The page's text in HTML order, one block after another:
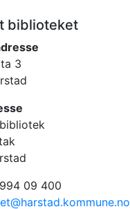
biblioteket
3
09 400